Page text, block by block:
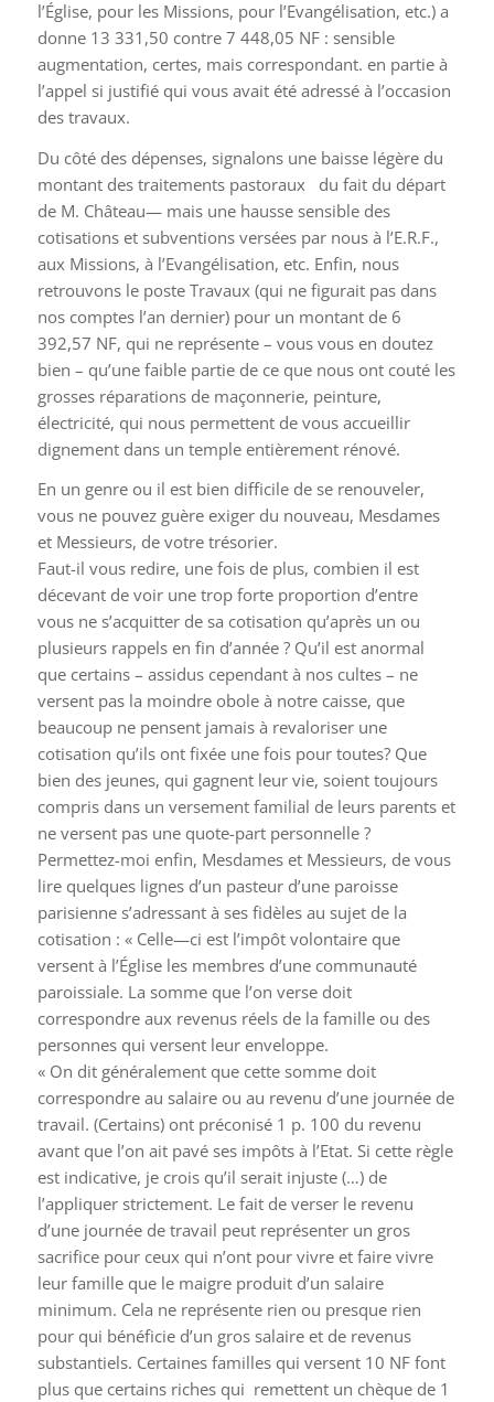
l’Église, pour les Missions, pour l’Evangélisation, etc.) a
donne 13 331,50 contre 7 448,05 NF : sensible
augmentation, certes, mais correspondant. en partie à
l’appel si justifié qui vous avait été adressé à l’occasion
des travaux.
Du côté des dépenses, signalons une baisse légère du
montant des traitements pastoraux du fait du départ
de M. Château— mais une hausse sensible des
cotisations et subventions versées par nous à l’E.R.F.,
aux Missions, à l’Evangélisation, etc. Enfin, nous
retrouvons le poste Travaux (qui ne figurait pas dans
nos comptes l’an dernier) pour un montant de 6
392,57 NF, qui ne représente – vous vous en doutez
bien – qu’une faible partie de ce que nous ont couté les
grosses réparations de maçonnerie, peinture,
électricité, qui nous permettent de vous accueillir
dignement dans un temple entièrement rénové.
En un genre ou il est bien difficile de se renouveler,
vous ne pouvez guère exiger du nouveau, Mesdames
et Messieurs, de votre trésorier.
Faut-il vous redire, une fois de plus, combien il est
décevant de voir une trop forte proportion d’entre
vous ne s’acquitter de sa cotisation qu’après un ou
plusieurs rappels en fin d’année ? Qu’il est anormal
que certains – assidus cependant à nos cultes – ne
versent pas la moindre obole à notre caisse, que
beaucoup ne pensent jamais à revaloriser une
cotisation qu’ils ont fixée une fois pour toutes? Que
bien des jeunes, qui gagnent leur vie, soient toujours
compris dans un versement familial de leurs parents et
ne versent pas une quote-part personnelle ?
Permettez-moi enfin, Mesdames et Messieurs, de vous
lire quelques lignes d’un pasteur d’une paroisse
parisienne s’adressant à ses fidèles au sujet de la
cotisation : « Celle—ci est l’impôt volontaire que
versent à l’Église les membres d’une communauté
paroissiale. La somme que l’on verse doit
correspondre aux revenus réels de la famille ou des
personnes qui versent leur enveloppe.
« On dit généralement que cette somme doit
correspondre au salaire ou au revenu d’une journée de
travail. (Certains) ont préconisé 1 p. 100 du revenu
avant que l’on ait pavé ses impôts à l’Etat. Si cette règle
est indicative, je crois qu’il serait injuste (…) de
l’appliquer strictement. Le fait de verser le revenu
d’une journée de travail peut représenter un gros
sacrifice pour ceux qui n’ont pour vivre et faire vivre
leur famille que le maigre produit d’un salaire
minimum. Cela ne représente rien ou presque rien
pour qui bénéficie d’un gros salaire et de revenus
substantiels. Certaines familles qui versent 10 NF font
plus que certains riches qui remettent un chèque de 1